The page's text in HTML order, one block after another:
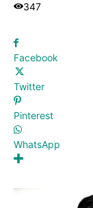
347
Facebook
Twitter
Pinterest
WhatsApp